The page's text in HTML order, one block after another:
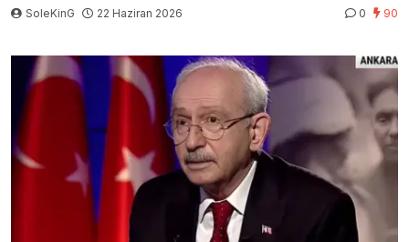
SoleKinG 22 Haziran 2026 0 90